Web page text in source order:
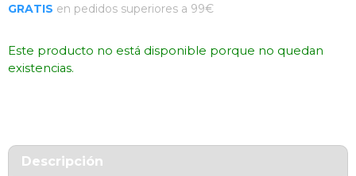
GRATIS en pedidos superiores a 99€
Este producto no está disponible porque no quedan
existencias.
Descripción